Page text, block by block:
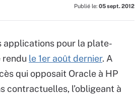
Publié le: 05 sept. 2012
applications pour la plate-
rendu le 1er août dernier. A
qui opposait Oracle à HP
contractuelles, l’obligeant à